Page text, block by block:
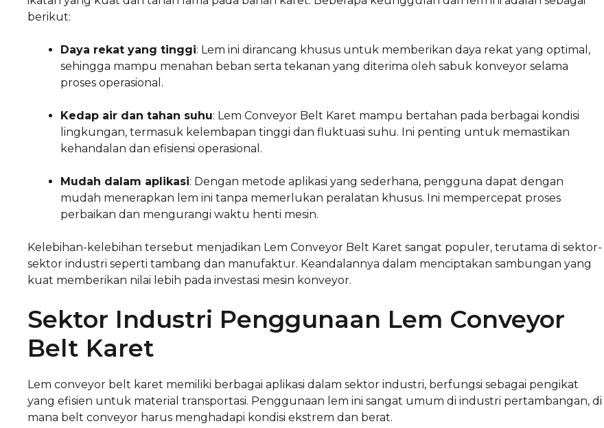
berikut:
Daya rekat yang tinggi: Lem ini dirancang khusus untuk memberikan daya rekat yang optimal,
sehingga mampu menahan beban serta tekanan yang diterima oleh sabuk konveyor selama
proses operasional.
Kedap air dan tahan suhu: Lem Conveyor Belt Karet mampu bertahan pada berbagai kondisi
lingkungan, termasuk kelembapan tinggi dan fluktuasi suhu. Ini penting untuk memastikan
kehandalan dan efisiensi operasional.
Mudah dalam aplikasi: Dengan metode aplikasi yang sederhana, pengguna dapat dengan
mudah menerapkan lem ini tanpa memerlukan peralatan khusus. Ini mempercepat proses
perbaikan dan mengurangi waktu henti mesin.
Kelebihan-kelebihan tersebut menjadikan Lem Conveyor Belt Karet sangat populer, terutama di sektor-
sektor industri seperti tambang dan manufaktur. Keandalannya dalam menciptakan sambungan yang
kuat memberikan nilai lebih pada investasi mesin konveyor.
Sektor Industri Penggunaan Lem Conveyor
Belt Karet
Lem conveyor belt karet memiliki berbagai aplikasi dalam sektor industri, berfungsi sebagai pengikat
yang efisien untuk material transportasi. Penggunaan lem ini sangat umum di industri pertambangan, di
mana belt conveyor harus menghadapi kondisi ekstrem dan berat.